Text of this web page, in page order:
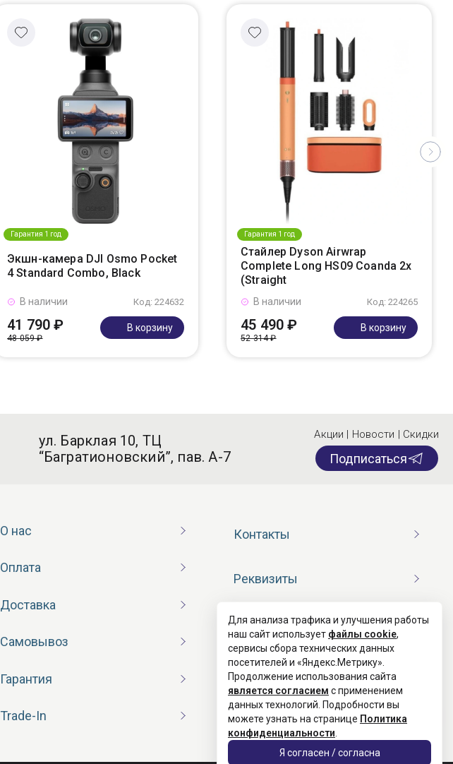
Гарантия 1 год
Экшн-камера DJI Osmo Pocket
4 Standard Combo, Black
Код: 224632
В наличии
41 790 ₽
48 059 ₽
В корзину
Гарантия 1 год
Стайлер Dyson Airwrap
Complete Long HS09 Coanda 2x
(Straight
Код: 224265
В наличии
45 490 ₽
52 314 ₽
В корзину
ул. Барклая 10, ТЦ
“Багратионовский”, пав. А-7
Акции | Новости | Скидки
Подписаться
О нас
Оплата
Доставка
Самовывоз
Гарантия
Trade-In
Контакты
Реквизиты
Договор оферты
Согласие на обработку ПД
Политика конфиденциальности
Для анализа трафика и улучшения работы
наш сайт использует файлы cookie,
сервисы сбора технических данных
посетителей и «Яндекс.Метрику».
Продолжение использования сайта
является согласием с применением
данных технологий. Подробности вы
можете узнать на странице Политика
конфиденциальности
Я согласен / согласна